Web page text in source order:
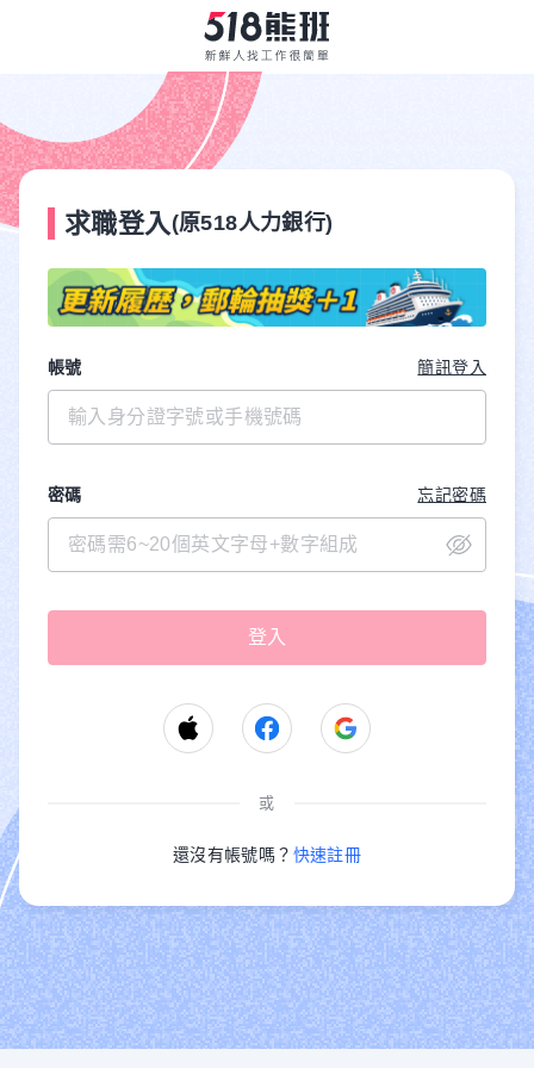
求職登入 (原518人力銀行)
帳號 簡訊登入
密碼 忘記密碼
或
還沒有帳號嗎？ 快速註冊